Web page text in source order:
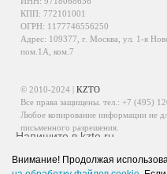
КПП: 772101001
ОГРН: 1177746556250
Адрес: 109377, г. Москва, ул. 1-я
пом.1А, ком.7
© 2010-2024 |KZTO
Все права защищены. тел.: +7 (495)
Любое копирование информации не
письменного разрешения.
Информация, размещенная на сайте,
Политика обработки персональных
Напишите в kzto.ru
Внимание! Продолжая